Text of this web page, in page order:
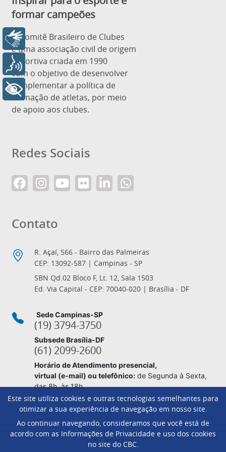
formar campeões
O Comitê Brasileiro de Clubes
é uma associação civil de origem
esportiva criada em 1990
com o objetivo de desenvolver
e implementar a política de
formação de atletas, por meio
de apoio aos clubes.
Redes Sociais
Contato
R. Açaí, 566 - Bairro das Palmeiras
CEP: 13092-587 | Campinas - SP
SBN Qd.02 Bloco F, Lt. 12, Sala 1503
Ed. Via Capital - CEP: 70040-020 | Brasília - DF
Sede Campinas-SP
(19) 3794-3750
Subsede Brasília-DF
(61) 2099-2600
Horário de Atendimento presencial,
virtual (e-mail) ou telefônico: de Segunda à Sexta,
das 8h. às 18h.
Footer
HOME
Este site utiliza cookies e outras tecnologias semelhantes para
otimizar a sua experiência de navegação em nosso site.
Ao continuar navegando, consideramos que você está de
acordo com as Informações de Privacidade e uso dos cookies
no site do CBC.
Libras
Voz
+ Acessibilidade